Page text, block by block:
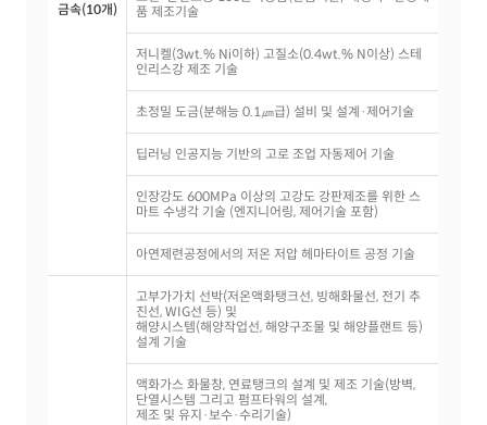
금속(10개)
품 제조기술
저니켈(3wt.% Ni이하) 고질소(0.4wt.% N이상) 스테
인리스강 제조 기술
초정밀 도금(분해능 0.1㎛급) 설비 및 설계·제어기술
딥러닝 인공지능 기반의 고로 조업 자동제어 기술
인장강도 600MPa 이상의 고강도 강판제조를 위한 스
마트 수냉각 기술 (엔지니어링, 제어기술 포함)
아연제련공정에서의 저온 저압 헤마타이트 공정 기술
고부가가치 선박(저온액화탱크선, 빙해화물선, 전기 추
진선, WIG선 등) 및
해양시스템(해양작업선, 해양구조물 및 해양플랜트 등)
설계 기술
액화가스 화물창, 연료탱크의 설계 및 제조 기술(방벽,
단열시스템 그리고 펌프타워의 설계,
제조 및 유지·보수·수리기술)